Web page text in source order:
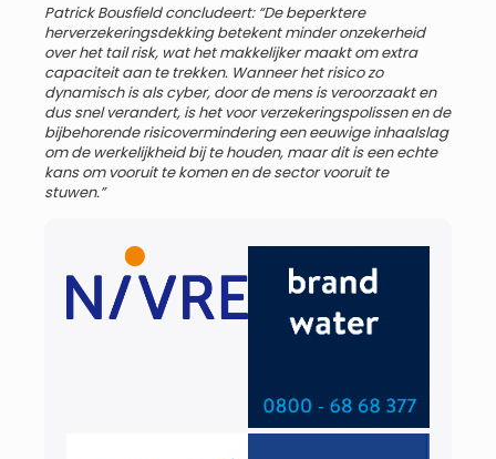
Patrick Bousfield concludeert: “De beperktere
herverzekeringsdekking betekent minder onzekerheid
over het tail risk, wat het makkelijker maakt om extra
capaciteit aan te trekken. Wanneer het risico zo
dynamisch is als cyber, door de mens is veroorzaakt en
dus snel verandert, is het voor verzekeringspolissen en de
bijbehorende risicovermindering een eeuwige inhaalslag
om de werkelijkheid bij te houden, maar dit is een echte
kans om vooruit te komen en de sector vooruit te
stuwen.”